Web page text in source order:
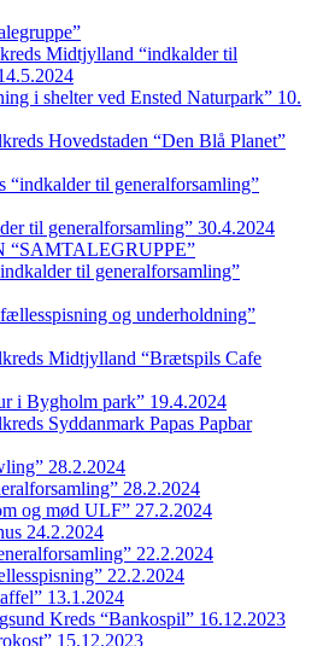
Midtjylland “indkalder til
i shelter ved Ensted Naturpark” 10.
Hovedstaden “Den Blå Planet”
“indkalder til generalforsamling”
til generalforsamling” 30.4.2024
“SAMTALEGRUPPE”
til generalforsamling”
og underholdning”
Midtjylland “Brætspils Cafe
i Bygholm park” 19.4.2024
Syddanmark Papas Papbar
28.2.2024
28.2.2024
og mød ULF” 27.2.2024
24.2.2024
22.2.2024
22.2.2024
13.1.2024
Kreds “Bankospil” 16.12.2023
15.12.2023